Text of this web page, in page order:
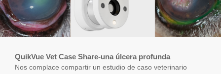
QuikVue Vet Case Share-una úlcera profunda
Nos complace compartir un estudio de caso veterinario